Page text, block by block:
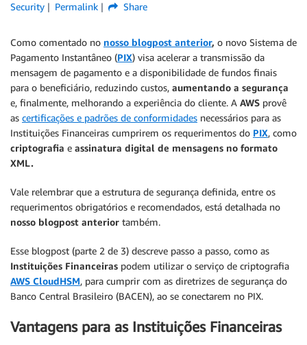
Security
Permalink Share
Como comentado no nosso blogpost anterior, o novo Sistema de
Pagamento Instantâneo (PIX) visa acelerar a transmissão da
mensagem de pagamento e a disponibilidade de fundos finais
para o beneficiário, reduzindo custos, aumentando a segurança
e, finalmente, melhorando a experiência do cliente. A AWS provê
as certificações e padrões de conformidades necessários para as
Instituições Financeiras cumprirem os requerimentos do PIX, como
criptografia e assinatura digital de mensagens no formato
XML.
Vale relembrar que a estrutura de segurança definida, entre os
requerimentos obrigatórios e recomendados, está detalhada no
nosso blogpost anterior também.
Esse blogpost (parte 2 de 3) descreve passo a passo, como as
Instituições Financeiras podem utilizar o serviço de criptografia
AWS CloudHSM, para cumprir com as diretrizes de segurança do
Banco Central Brasileiro (BACEN), ao se conectarem no PIX.
Vantagens para as Instituições Financeiras